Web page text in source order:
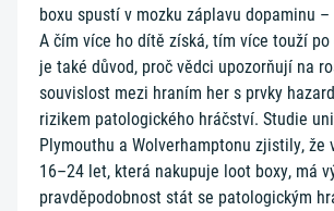
boxu spustí v mozku záplavu dopaminu
A čím více ho dítě získá, tím více touží
je také důvod, proč vědci upozorňují na
souvislost mezi hraním her s prvky
rizikem patologického hráčství. Studie
Plymouthu a Wolverhamptonu zjistily, že
16–24 let, která nakupuje loot boxy, má
pravděpodobnost stát se patologickým